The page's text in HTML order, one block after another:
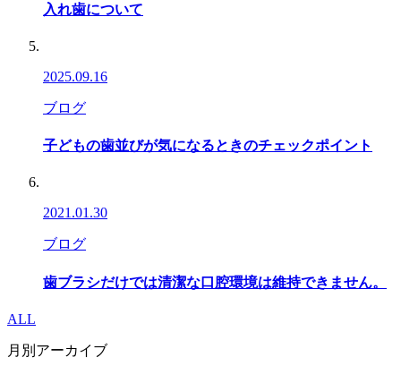
入れ歯について
2025.09.16
ブログ
子どもの歯並びが気になるときのチェックポイント
2021.01.30
ブログ
歯ブラシだけでは清潔な口腔環境は維持できません。
ALL
月別アーカイブ